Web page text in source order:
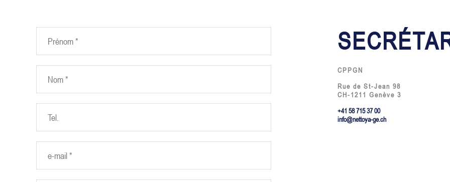
CPPGN
Rue de St-Jean 98
CH-1211 Genève 3
+41 58 715 37 00
info@nettoya-ge.ch